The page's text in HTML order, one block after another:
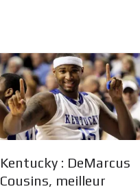
Kentucky : DeMarcus
Cousins, meilleur